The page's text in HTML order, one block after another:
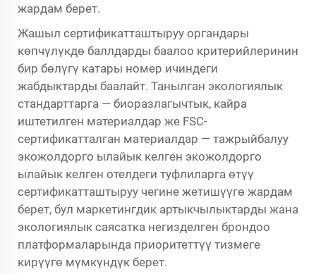
жардам берет.
Жашыл сертификатташтыруу органдары
көпчүлүкдө баллдарды баалоо критерийлеринин
бир бөлүгү катары номер ичиндеги
жабдыктарды баалайт. Танылган экологиялык
стандарттарга — биоразлагычтык, кайра
иштетилген материалдар же FSC-
сертификатталган материалдар — тажрыйбалуу
экожолдорго ылайык келген экожолдорго
ылайык келген отелдеги туфлиларга өтүү
сертификатташтыруу чегине жетишүүгө жардам
берет, бул маркетингдик артыкчылыктарды жана
экологиялык саясатка негизделген брондоо
платформаларында приоритеттүү тизмеге
кирүүгө мүмкүндүк берет.